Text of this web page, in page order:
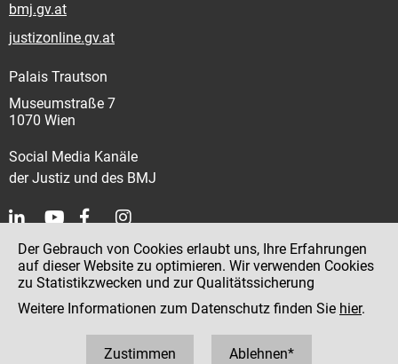
bmj.gv.at
justizonline.gv.at
Palais Trautson
Museumstraße 7
1070 Wien
Social Media Kanäle
der Justiz und des BMJ
Kontakt
Impressum
Datenschutz
Der Gebrauch von Cookies erlaubt uns, Ihre Erfahrungen
auf dieser Website zu optimieren. Wir verwenden Cookies
zu Statistikzwecken und zur Qualitätssicherung
Weitere Informationen zum Datenschutz finden Sie hier.
Zustimmen Ablehnen*